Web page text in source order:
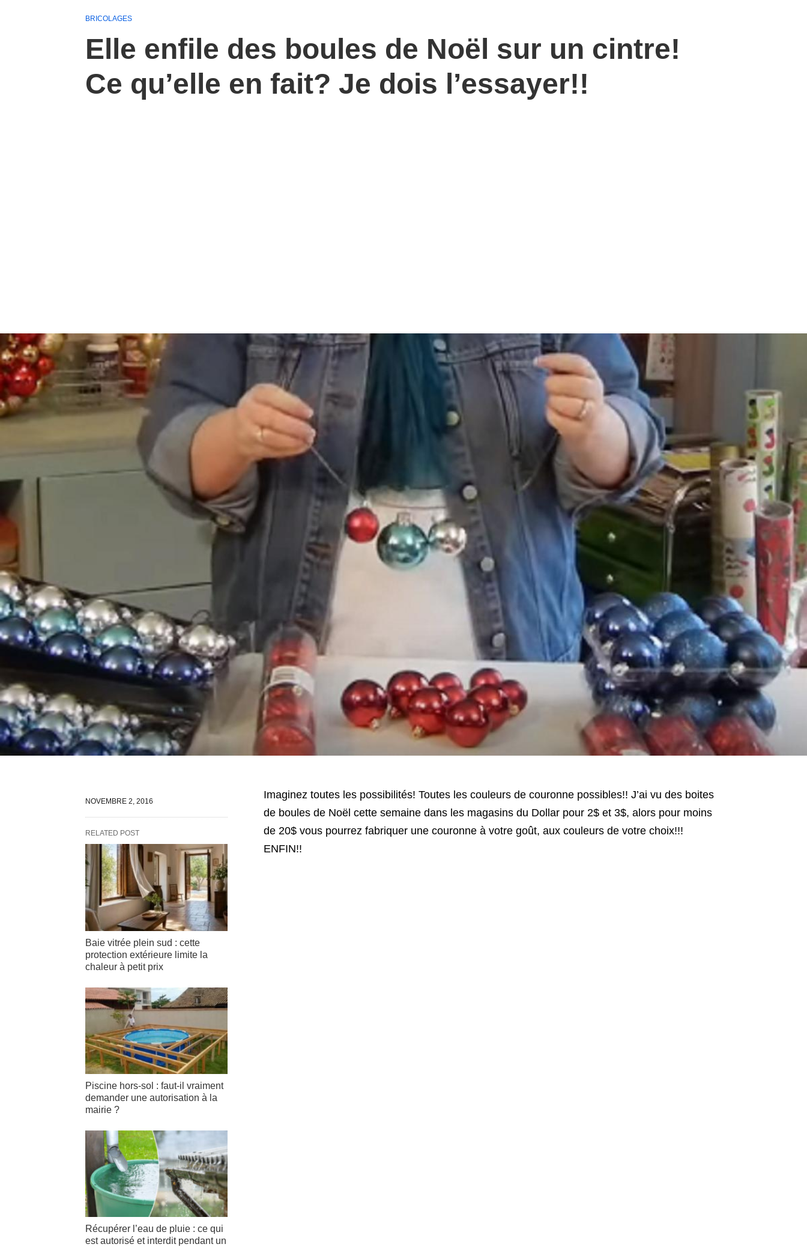
BRICOLAGES
Elle enfile des boules de Noël sur un cintre!
Ce qu’elle en fait? Je dois l’essayer!!
Imaginez toutes les possibilités! Toutes les couleurs de couronne possibles!! J’ai vu des boites
de boules de Noël cette semaine dans les magasins du Dollar pour 2$ et 3$, alors pour moins
de 20$ vous pourrez fabriquer une couronne à votre goût, aux couleurs de votre choix!!!
ENFIN!!
NOVEMBRE 2, 2016
RELATED POST
Baie vitrée plein sud : cette
protection extérieure limite la
chaleur à petit prix
Piscine hors-sol : faut-il vraiment
demander une autorisation à la
mairie ?
Récupérer l’eau de pluie : ce qui
est autorisé et interdit pendant un